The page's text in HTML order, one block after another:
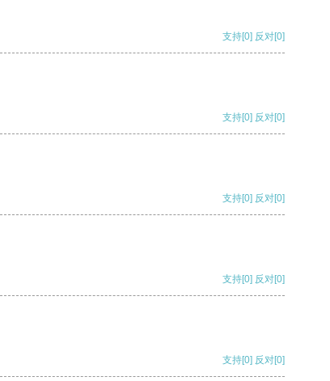
支持[0] 反对[0]
支持[0] 反对[0]
支持[0] 反对[0]
支持[0] 反对[0]
支持[0] 反对[0]